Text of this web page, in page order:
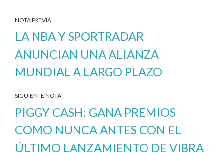
NOTA PREVIA
LA NBA Y SPORTRADAR
ANUNCIAN UNA ALIANZA
MUNDIAL A LARGO PLAZO
SIGUIENTE NOTA
PIGGY CASH: GANA PREMIOS
COMO NUNCA ANTES CON EL
ÚLTIMO LANZAMIENTO DE VIBRA